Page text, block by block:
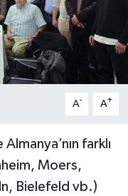
A- A+
farklı
Moers,
Bielefeld vb.)